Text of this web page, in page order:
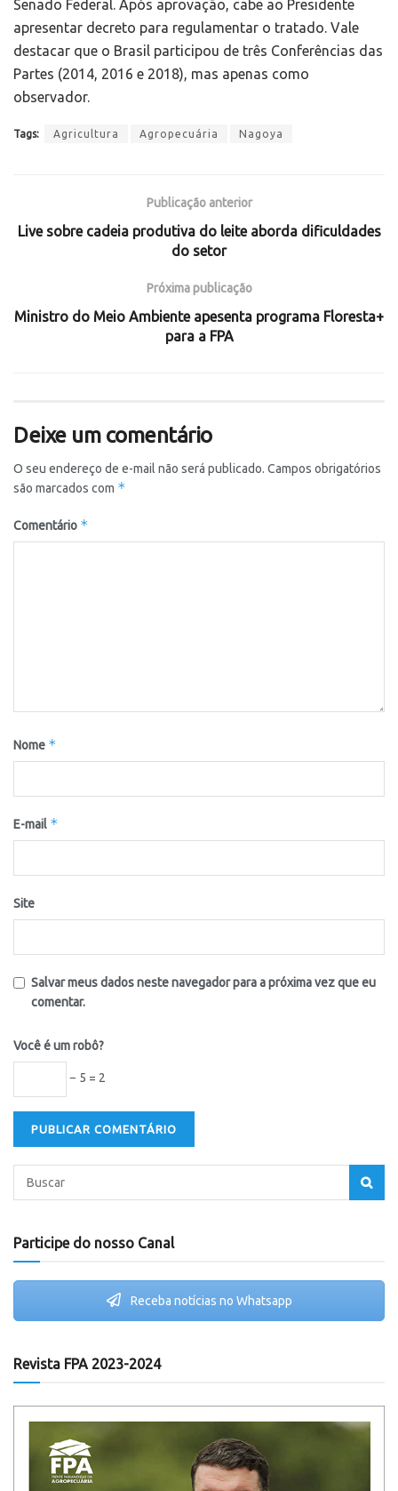
Senado Federal. Após aprovação, cabe ao Presidente
apresentar decreto para regulamentar o tratado. Vale
destacar que o Brasil participou de três Conferências das
Partes (2014, 2016 e 2018), mas apenas como
observador.
Tags: Agricultura Agropecuária Nagoya
Publicação anterior
Live sobre cadeia produtiva do leite aborda dificuldades
do setor
Próxima publicação
Ministro do Meio Ambiente apesenta programa Floresta+
para a FPA
Deixe um comentário
O seu endereço de e-mail não será publicado. Campos obrigatórios
são marcados com *
Comentário *
Nome *
E-mail *
Site
Salvar meus dados neste navegador para a próxima vez que eu
comentar.
Você é um robô?
− 5 = 2
Participe do nosso Canal
Receba notícias no Whatsapp
Revista FPA 2023-2024